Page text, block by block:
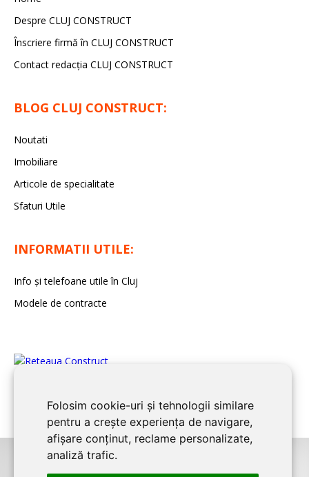
Folosim cookie-uri și tehnologii similare
pentru a crește experiența de navigare,
afișare conținut, reclame personalizate,
analiză trafic.
Despre CLUJ CONSTRUCT
Înscriere firmă în CLUJ CONSTRUCT
Contact redacția CLUJ CONSTRUCT
BLOG CLUJ CONSTRUCT:
Noutati
Imobiliare
Articole de specialitate
Sfaturi Utile
INFORMATII UTILE:
Info și telefoane utile în Cluj
Modele de contracte
CLUJ CONSTRUCTeste un serviciu de promovare online pentru